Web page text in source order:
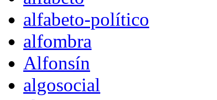
alfabeto-político
alfombra
Alfonsín
algosocial